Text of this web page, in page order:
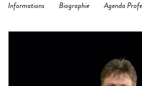
Informations Biographie
Agenda